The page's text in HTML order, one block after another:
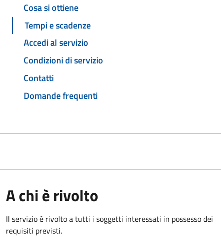
Cosa si ottiene
Tempi e scadenze
Accedi al servizio
Condizioni di servizio
Contatti
Domande frequenti
A chi è rivolto
Il servizio è rivolto a tutti i soggetti interessati in possesso dei
requisiti previsti.